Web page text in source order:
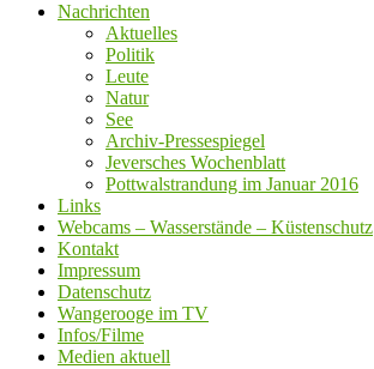
Nachrichten
Aktuelles
Politik
Leute
Natur
See
Archiv-Pressespiegel
Jeversches Wochenblatt
Pottwalstrandung im Januar 2016
Links
Webcams – Wasserstände – Küstenschutz
Kontakt
Impressum
Datenschutz
Wangerooge im TV
Infos/Filme
Medien aktuell